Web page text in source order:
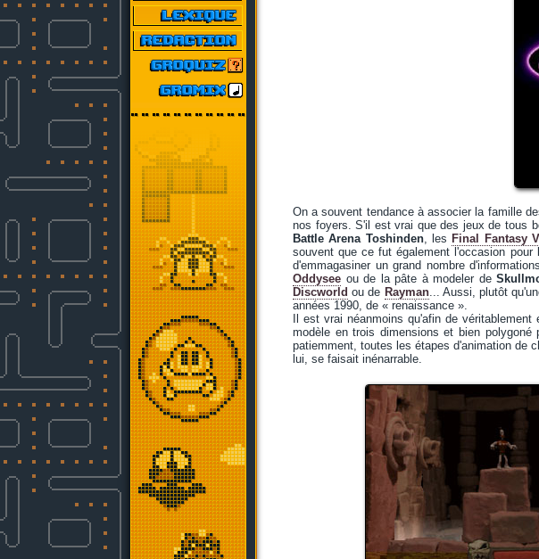
On a souvent tendance à associer la famille
nos foyers. S'il est vrai que des jeux de tous
Battle Arena Toshinden, les Final Fantasy
souvent que ce fut également l'occasion
d'emmagasiner un grand nombre
Oddysee ou de la pâte à modeler de
Discworld ou de Rayman... Aussi, plutôt
années 1990, de « renaissance ».
Il est vrai néanmoins qu'afin de
modèle en trois dimensions et bien
patiemment, toutes les étapes d'animation de
lui, se faisait inénarrable.